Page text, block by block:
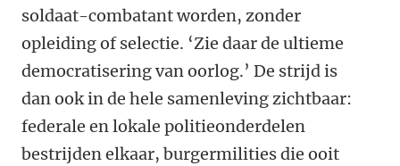
soldaat-combatant worden, zonder
opleiding of selectie. ‘Zie daar de ultieme
democratisering van oorlog.’ De strijd is
dan ook in de hele samenleving zichtbaar:
federale en lokale politieonderdelen
bestrijden elkaar, burgermilities die ooit